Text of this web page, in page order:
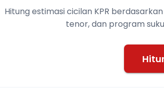
Hitung estimasi cicilan KPR
tenor, dan program